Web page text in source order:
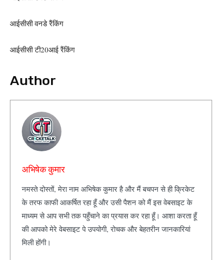
आईसीसी वनडे रैंकिंग
आईसीसी टी20आई रैंकिंग
Author
अभिषेक कुमार
नमस्ते दोस्तों, मेरा नाम अभिषेक कुमार है और मैं बचपन से ही क्रिकेट
के तरफ काफी आकर्षित रहा हूँ और उसी पैशन को मैं इस वेबसाइट के
माध्यम से आप सभी तक पहुँचाने का प्रयास कर रहा हूँ। आशा करता हूँ
की आपको मेरे वेबसाइट पे उपयोगी, रोचक और बेहतरीन जानकारियां
मिली होंगी।